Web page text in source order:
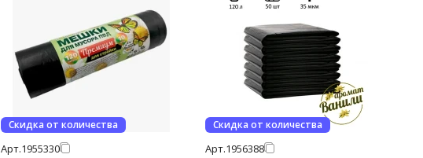
Скидка от количества
Арт.1955330
Скидка от количества
Арт.1956388